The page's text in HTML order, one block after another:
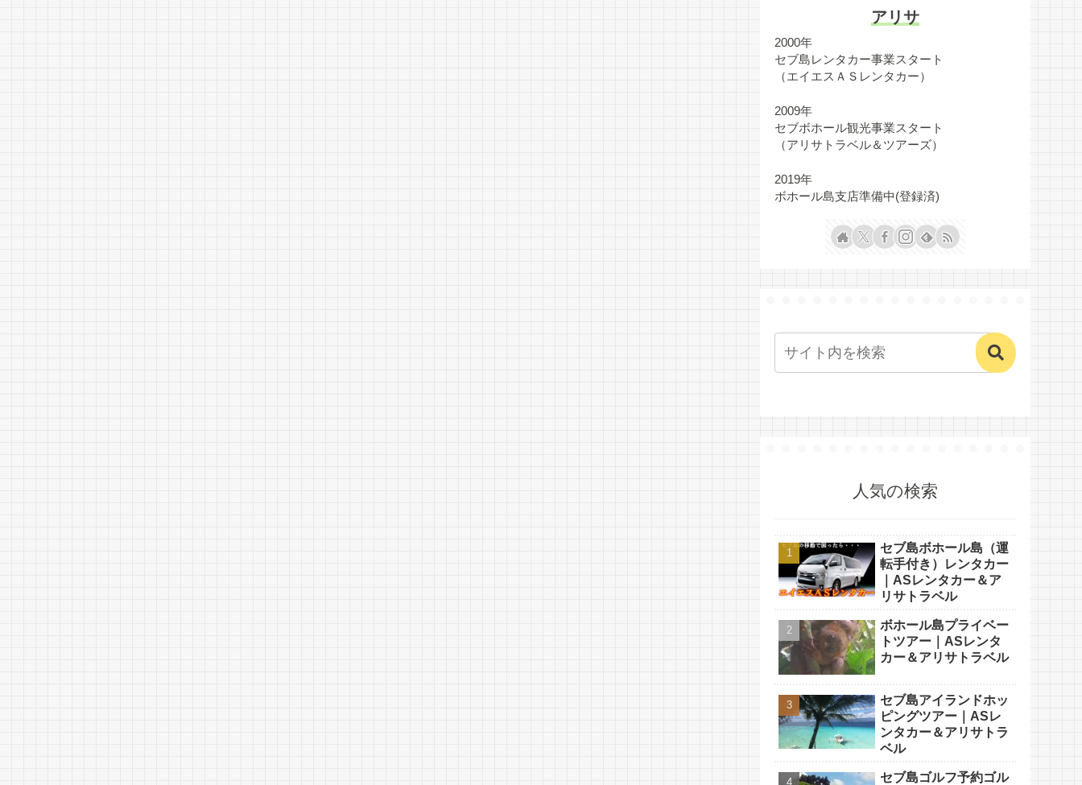
アリサ
2000年
セブ島レンタカー事業スタート
（エイエスＡＳレンタカー）
2009年
セブボホール観光事業スタート
（アリサトラベル＆ツアーズ）
2019年
ボホール島支店準備中(登録済)
人気の検索
セブ島ボホール島（運
転手付き）レンタカー
｜ASレンタカー＆ア
リサトラベル
ボホール島プライベー
トツアー｜ASレンタ
カー＆アリサトラベル
セブ島アイランドホッ
ピングツアー｜ASレ
ンタカー＆アリサトラ
ベル
セブ島ゴルフ予約ゴル